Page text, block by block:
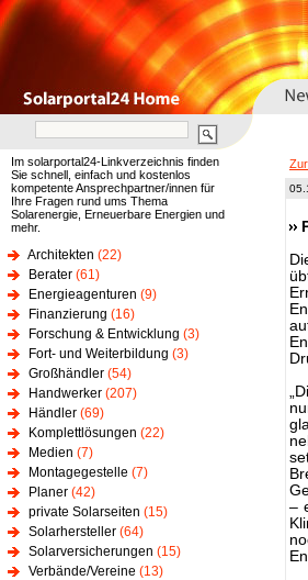
Im solarportal24-Linkverzeichnis finden
Sie schnell, einfach und kostenlos
kompetente Ansprechpartner/innen für
Ihre Fragen rund ums Thema
Solarenergie, Erneuerbare Energien und
mehr.
Architekten (22)
Berater (61)
Energieagenturen (9)
Finanzierung (16)
Forschung & Entwicklung (3)
Fort- und Weiterbildung (3)
Großhändler (54)
Handwerker (207)
Händler (69)
Komplettlösungen (22)
Medien (7)
Montagegestelle (7)
Planer (42)
private Solarseiten (15)
Solarhersteller (64)
Solarversicherungen (15)
Verbände/Vereine (13)
–